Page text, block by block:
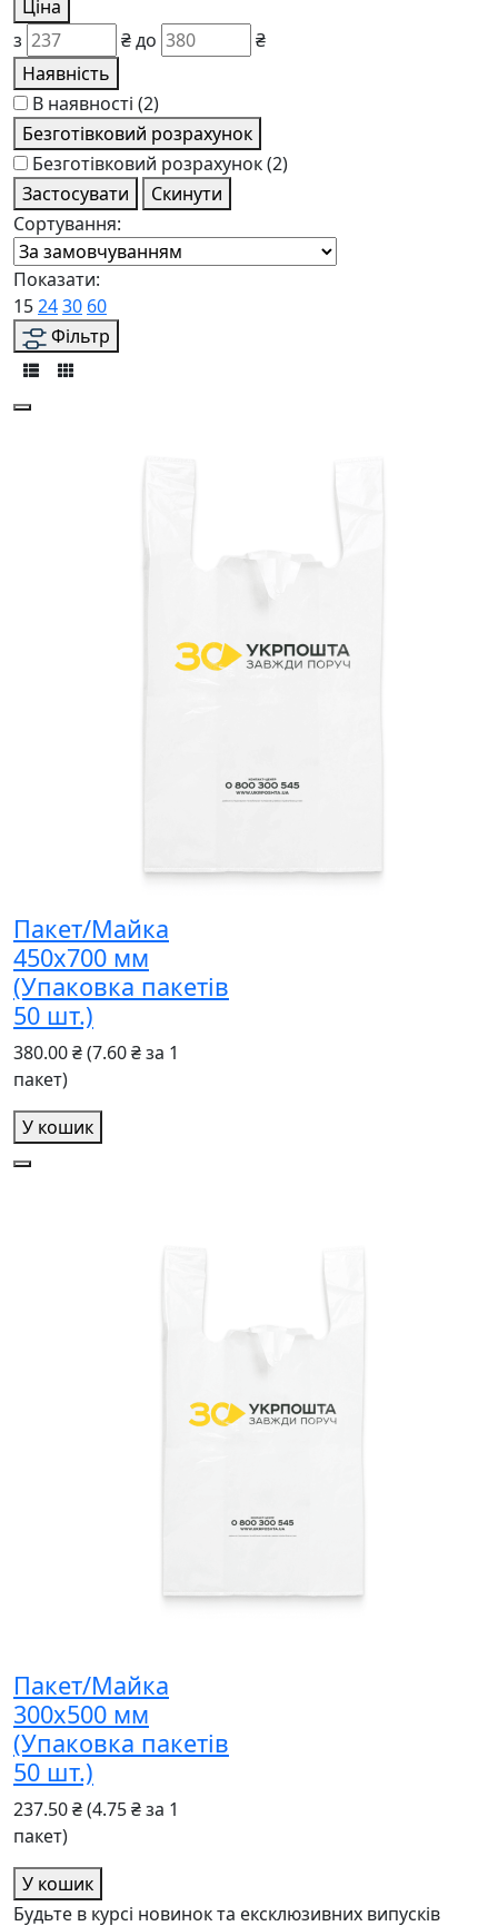
Ціна
з
₴до
₴
Наявність
В наявності (2)
Безготівковий розрахунок
Безготівковий розрахунок(2)
Застосувати
Скинути
Сортування:
Показати:
152430 60
Фільтр
Пакет/Майка
450x700 мм
(Упаковка пакетів
50 шт.)
380.00 ₴(7.60 ₴ за 1
пакет)
У кошик
Пакет/Майка
300x500 мм
(Упаковка пакетів
50 шт.)
237.50 ₴(4.75 ₴ за 1
пакет)
У кошик
Будьте в курсі новинок та ексклюзивних випусків